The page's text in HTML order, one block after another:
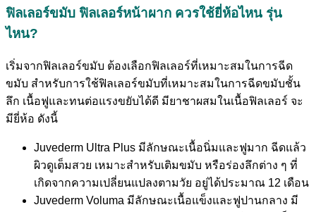
ฟิลเลอร์ขมับ ฟิลเลอร์หน้าผาก ควรใช้ยี่ห้อไหน รุ่น
ไหน?
เริ่มจากฟิลเลอร์ขมับ ต้องเลือกฟิลเลอร์ที่เหมาะสมในการฉีด
ขมับ สำหรับการใช้ฟิลเลอร์ขมับที่เหมาะสมในการฉีดขมับชั้น
ลึก เนื้อฟูและทนต่อแรงขยับได้ดี มียาชาผสมในเนื้อฟิลเลอร์ จะ
มียี่ห้อ ดังนี้
Juvederm Ultra Plus มีลักษณะเนื้อนิ่มและฟูมาก ฉีดแล้ว
ผิวดูเต็มสวย เหมาะสำหรับเติมขมับ หรือร่องลึกต่าง ๆ ที่
เกิดจากความเปลี่ยนแปลงตามวัย อยู่ได้ประมาณ 12 เดือน
Juvederm Voluma มีลักษณะเนื้อแข็งและฟูปานกลาง มี